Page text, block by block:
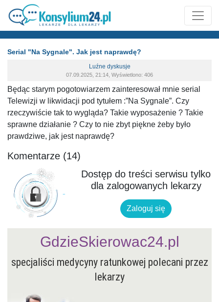
Serial "Na Sygnale". Jak jest naprawdę?
Luźne dyskusje
07.09.2025, 21:14, Wyświetlono: 406
Będąc starym pogotowiarzem zainteresował mnie serial
Telewizji w likwidacji pod tytułem :”Na Sygnale”. Czy
rzeczywiście tak to wygląda? Takie wyposażenie ? Takie
sprawne działanie ? Czy to nie zbyt piękne żeby było
prawdziwe, jak jest naprawdę?
Komentarze (14)
Dostęp do treści serwisu tylko
dla zalogowanych lekarzy
Zaloguj się
specjaliści medycyny ratunkowej polecani przez
lekarzy
GdzieSkierowac24.pl